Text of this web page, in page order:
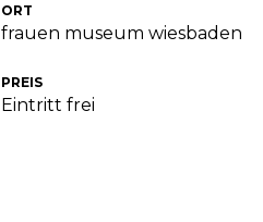
ORT
frauen museum wiesbaden
PREIS
Eintritt frei